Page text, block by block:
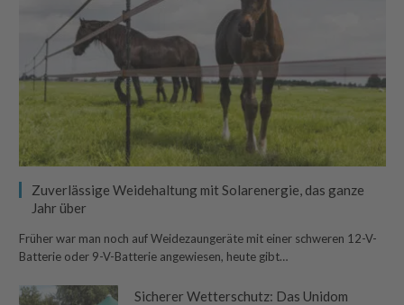
Zuverlässige Weidehaltung mit Solarenergie, das ganze
Jahr über
Früher war man noch auf Weidezaungeräte mit einer schweren 12-V-
Batterie oder 9-V-Batterie angewiesen, heute gibt…
Sicherer Wetterschutz: Das Unidom